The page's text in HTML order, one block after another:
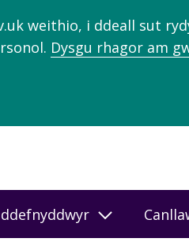
weithio, i ddeall sut
Dysgu rhagor am